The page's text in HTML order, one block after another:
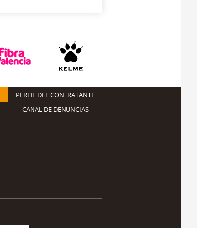
PERFIL DEL CONTRATANTE
CANAL DE DENUNCIAS